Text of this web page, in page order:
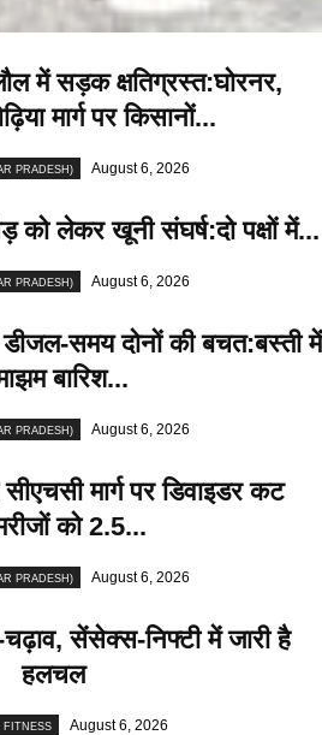
में सड़क क्षतिग्रस्त:घोरनर,
मार्ग पर किसानों...
PRADESH) August 6, 2026
को लेकर खूनी संघर्ष:दो पक्षों में...
PRADESH) August 6, 2026
डीजल-समय दोनों की बचत:बस्ती में
बारिश...
PRADESH) August 6, 2026
मार्ग पर डिवाइडर कट
को 2.5...
PRADESH) August 6, 2026
सेंसेक्स-निफ्टी में जारी है
हलचल
FITNESS August 6, 2026